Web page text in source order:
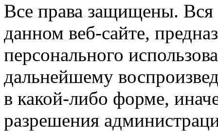
Все права защищены.
данном веб-сайте,
персонального
дальнейшему
в какой-либо форме,
разрешения